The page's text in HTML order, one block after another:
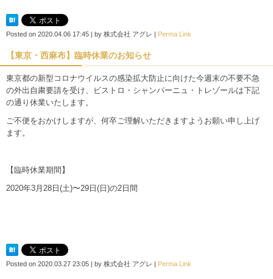
Posted on 2020.04.06 17:45 | by 株式会社 アグレ | Perma Link
【東京・西麻布】臨時休業のお知らせ
東京都の新型コロナウイルスの感染拡大防止に向けた今週末の不要不急
の外出自粛要請を受け、ビストロ・シャンパーニュ・トレゾールは下記
の通り休業いたします。
ご不便をおかけしますが、何卒ご理解いただきますようお願い申し上げ
ます。
【臨時休業期間】
2020年3月28日(土)〜29日(日)の2日間
Posted on 2020.03.27 23:05 | by 株式会社 アグレ | Perma Link